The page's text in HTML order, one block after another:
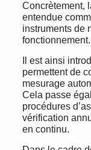
Concrètement,
entendue
instruments de
fonctionnement.
Il est ainsi
permettent de
mesurage
Cela passe
procédures
vérification
en continu.